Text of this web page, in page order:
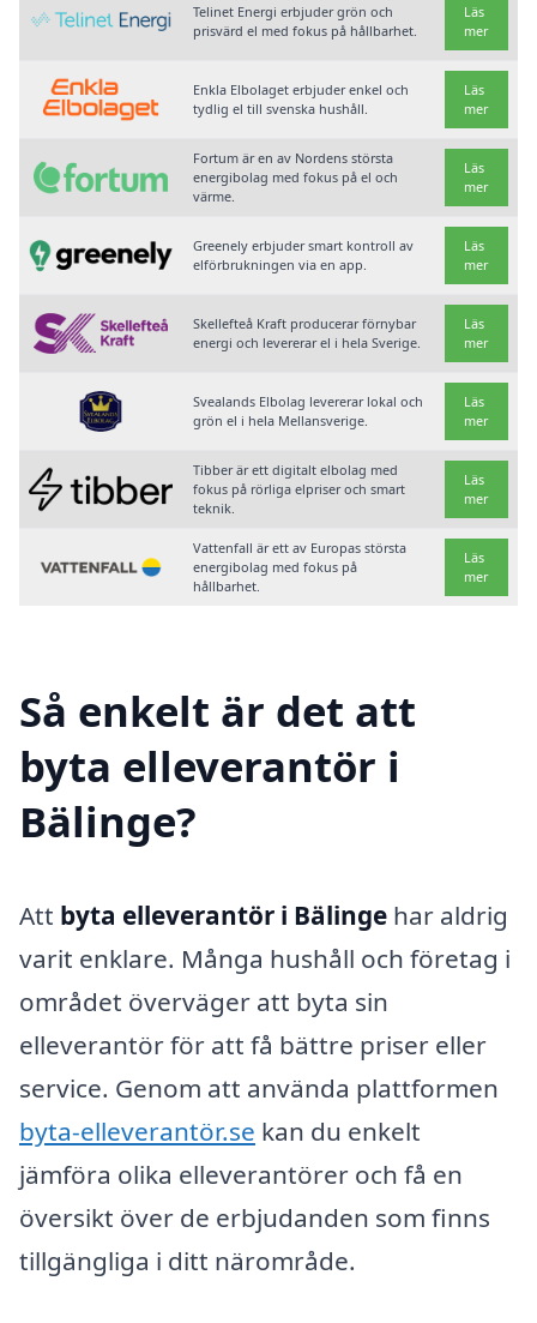
Telinet Energi erbjuder grön och
prisvärd el med fokus på hållbarhet.
Läs
mer
Enkla Elbolaget erbjuder enkel och
tydlig el till svenska hushåll.
Läs
mer
Fortum är en av Nordens största
energibolag med fokus på el och
värme.
Läs
mer
Greenely erbjuder smart kontroll av
elförbrukningen via en app.
Läs
mer
Skellefteå Kraft producerar förnybar
energi och levererar el i hela Sverige.
Läs
mer
Svealands Elbolag levererar lokal och
grön el i hela Mellansverige.
Läs
mer
Tibber är ett digitalt elbolag med
fokus på rörliga elpriser och smart
teknik.
Läs
mer
Vattenfall är ett av Europas största
energibolag med fokus på
hållbarhet.
Läs
mer
Så enkelt är det att
byta elleverantör i
Bälinge?
Att byta elleverantör i Bälinge har aldrig
varit enklare. Många hushåll och företag i
området överväger att byta sin
elleverantör för att få bättre priser eller
service. Genom att använda plattformen
byta-elleverantör.se kan du enkelt
jämföra olika elleverantörer och få en
översikt över de erbjudanden som finns
tillgängliga i ditt närområde.